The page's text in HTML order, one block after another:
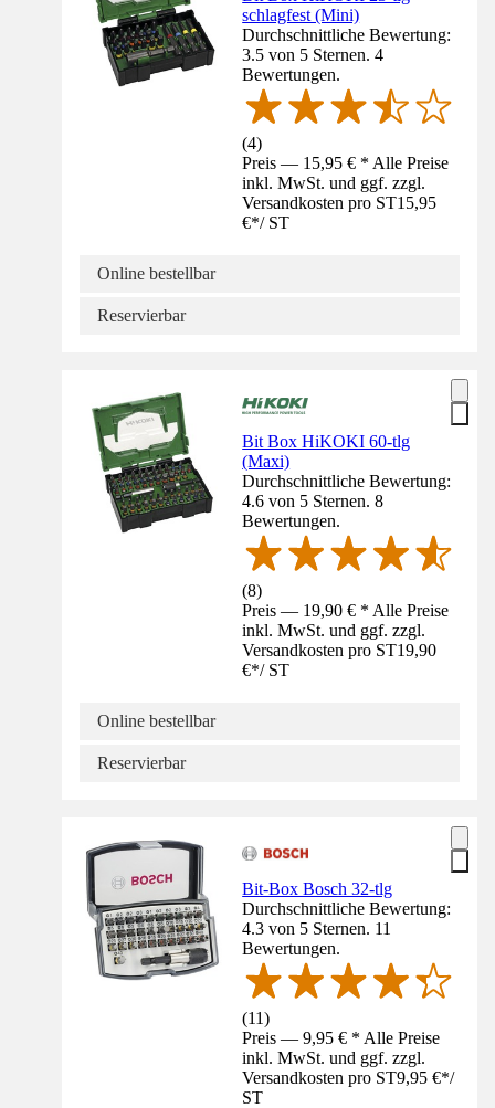
schlagfest (Mini)
Durchschnittliche Bewertung:
3.5 von 5 Sternen. 4
Bewertungen.
(4)
Preis — 15,95 € * Alle Preise
inkl. MwSt. und ggf. zzgl.
Versandkosten pro ST15,95
€*/ ST
Online bestellbar
Reservierbar
Bit Box HiKOKI 60-tlg
(Maxi)
Durchschnittliche Bewertung:
4.6 von 5 Sternen. 8
Bewertungen.
(8)
Preis — 19,90 € * Alle Preise
inkl. MwSt. und ggf. zzgl.
Versandkosten pro ST19,90
€*/ ST
Online bestellbar
Reservierbar
Bit-Box Bosch 32-tlg
Durchschnittliche Bewertung:
4.3 von 5 Sternen. 11
Bewertungen.
(11)
Preis — 9,95 € * Alle Preise
inkl. MwSt. und ggf. zzgl.
Versandkosten pro ST9,95 €*/
ST